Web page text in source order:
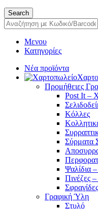
Search
Μενου
Κατηγορίες
Νέα προϊόντα
Προμήθειες
Post It –
Κόλλες
Σύρματα
Ψαλίδια
Πινέζες
Γραφική Ύλη
Στυλό